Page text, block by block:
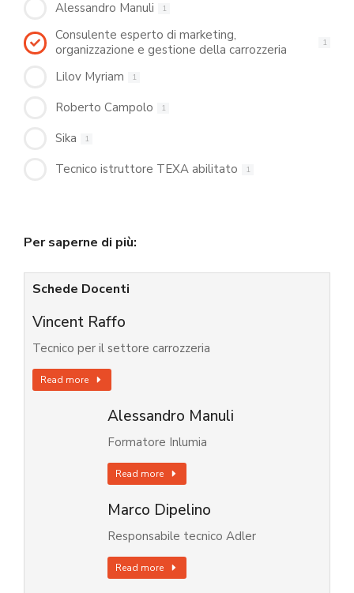
Alessandro Manuli 1
Consulente esperto di marketing,
organizzazione e gestione della carrozzeria
1
Lilov Myriam 1
Roberto Campolo 1
Sika 1
Tecnico istruttore TEXA abilitato 1
Per saperne di più:
Schede Docenti
Vincent Raffo
Tecnico per il settore carrozzeria
Read more
Alessandro Manuli
Formatore Inlumia
Read more
Marco Dipelino
Responsabile tecnico Adler
Read more